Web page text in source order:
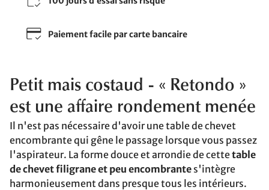
Paiement facile par carte bancaire
Petit mais costaud - « Retondo »
est une affaire rondement menée
Il n'est pas nécessaire d'avoir une table de chevet
encombrante qui gêne le passage lorsque vous passez
l'aspirateur. La forme douce et arrondie de cettetable
de chevet filigrane et peu encombrante s'intègre
harmonieusement dans presque tous les intérieurs.